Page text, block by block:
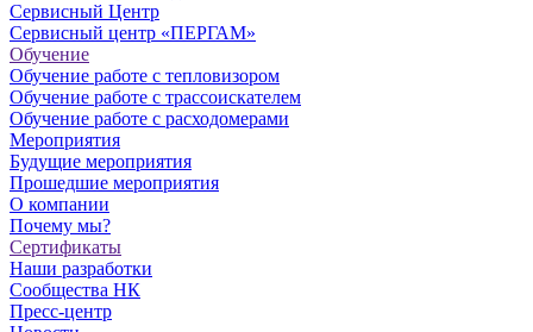
Сервисный Центр
Сервисный центр «ПЕРГАМ»
Обучение
Обучение работе с тепловизором
Обучение работе с трассоискателем
Обучение работе с расходомерами
Мероприятия
Будущие мероприятия
Прошедшие мероприятия
О компании
Почему мы?
Сертификаты
Наши разработки
Сообщества НК
Пресс-центр